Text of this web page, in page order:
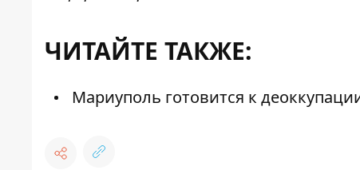
ЧИТАЙТЕ ТАКЖЕ:
Мариуполь готовится к